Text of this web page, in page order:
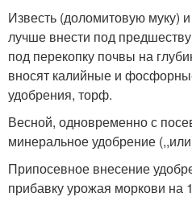
Известь (доломитовую муку)
лучше внести под
под перекопку почвы на
вносят калийные и
удобрения, торф.
Весной, одновременно с
минеральное удобрение
Припосевное внесение
прибавку урожая моркови на